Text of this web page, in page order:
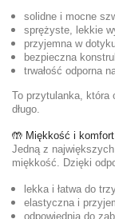
solidne i mocne
sprężyste, lekkie
przyjemna w
bezpieczna
trwałość odporna
To przytulanka, która
długo.
🤲 Miękkość i komfort
Jedną z
miękkość. Dzięki
lekka i łatwa do
elastyczna i
odpowiednia do